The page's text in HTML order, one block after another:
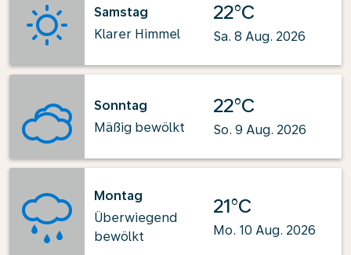
Samstag
Klarer Himmel
22°C
Sa. 8 Aug. 2026
Sonntag
Mäßig bewölkt
22°C
So. 9 Aug. 2026
Montag
Überwiegend
bewölkt
21°C
Mo. 10 Aug. 2026